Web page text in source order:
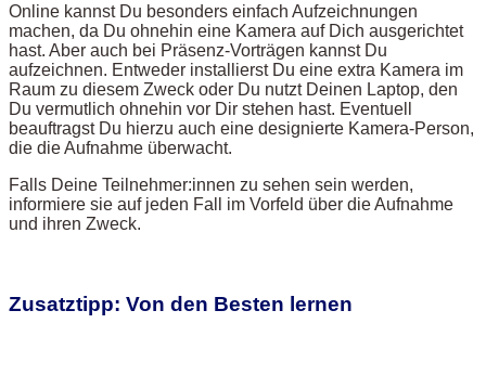
Online kannst Du besonders einfach Aufzeichnungen
machen, da Du ohnehin eine Kamera auf Dich ausgerichtet
hast. Aber auch bei Präsenz-Vorträgen kannst Du
aufzeichnen. Entweder installierst Du eine extra Kamera im
Raum zu diesem Zweck oder Du nutzt Deinen Laptop, den
Du vermutlich ohnehin vor Dir stehen hast. Eventuell
beauftragst Du hierzu auch eine designierte Kamera-Person,
die die Aufnahme überwacht.
Falls Deine Teilnehmer:innen zu sehen sein werden,
informiere sie auf jeden Fall im Vorfeld über die Aufnahme
und ihren Zweck.
Zusatztipp: Von den Besten lernen